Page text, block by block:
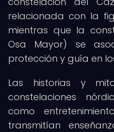
relacionada con la
mientras que la
Osa Mayor) se
protección y guía en
Las historias y
constelaciones
como
transmitían